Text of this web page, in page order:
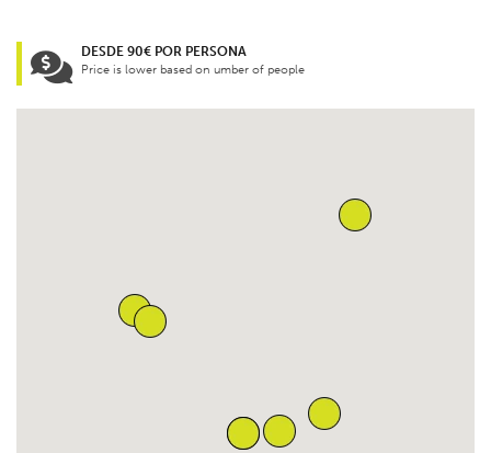
DESDE 90€ POR PERSONA
Price is lower based on umber of people